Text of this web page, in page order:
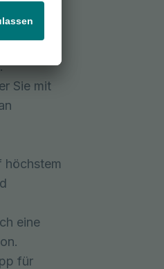
parallel
Sie mit
höchstem
eine
für